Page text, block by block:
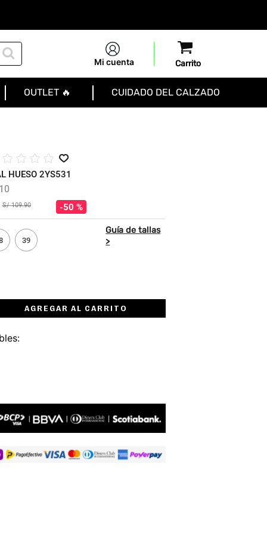
Mi cuenta
OUTLET 🔥 CUIDADO DEL CALZADO
☆ ☆ ☆ ☆
HUESO 2YS531
S/ 109.90 50 %
39
AGREGAR AL CARRITO